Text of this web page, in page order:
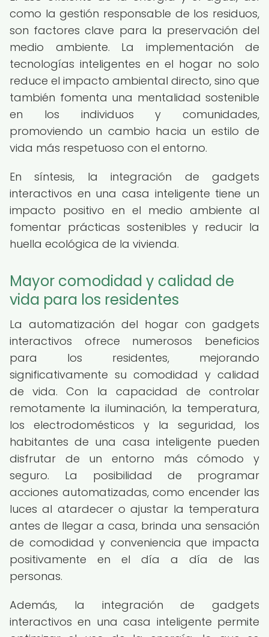
como la gestión responsable de los residuos,
son factores clave para la preservación del
medio ambiente. La implementación de
tecnologías inteligentes en el hogar no solo
reduce el impacto ambiental directo, sino que
también fomenta una mentalidad sostenible
en los individuos y comunidades,
promoviendo un cambio hacia un estilo de
vida más respetuoso con el entorno.
En síntesis, la integración de gadgets
interactivos en una casa inteligente tiene un
impacto positivo en el medio ambiente al
fomentar prácticas sostenibles y reducir la
huella ecológica de la vivienda.
Mayor comodidad y calidad de
vida para los residentes
La automatización del hogar con gadgets
interactivos ofrece numerosos beneficios
para los residentes, mejorando
significativamente su comodidad y calidad
de vida. Con la capacidad de controlar
remotamente la iluminación, la temperatura,
los electrodomésticos y la seguridad, los
habitantes de una casa inteligente pueden
disfrutar de un entorno más cómodo y
seguro. La posibilidad de programar
acciones automatizadas, como encender las
luces al atardecer o ajustar la temperatura
antes de llegar a casa, brinda una sensación
de comodidad y conveniencia que impacta
positivamente en el día a día de las
personas.
Además, la integración de gadgets
interactivos en una casa inteligente permite